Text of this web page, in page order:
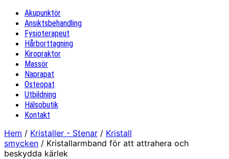
Akupunktör
Ansiktsbehandling
Fysioterapeut
Hårborttagning
Kiropraktor
Massör
Naprapat
Osteopat
Utbildning
Hälsobutik
Kontakt
Hem / Kristaller - Stenar / Kristall
smycken / Kristallarmband för att attrahera och
beskydda kärlek